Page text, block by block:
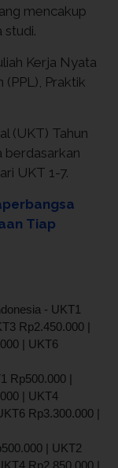
mencakup
studi.
Kerja Nyata
(PPL), Praktik
(UKT) Tahun
berdasarkan
UKT 1-7.
Tiap
- UKT1
Rp2.450.000 |
| UKT6
Rp500.000 |
| UKT4
Rp3.300.000 |
| UKT2
Rp2.850.000 |